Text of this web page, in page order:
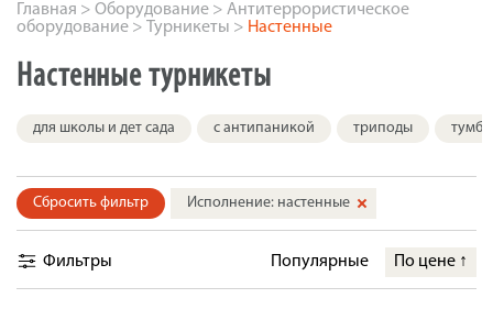
Главная > Оборудование > Антитеррористическое
оборудование > Турникеты > Настенные
Настенные турникеты
для школы и дет сада с антипаникой триподы
Сбросить фильтр Исполнение: настенные
Фильтры Популярные По цене ↑